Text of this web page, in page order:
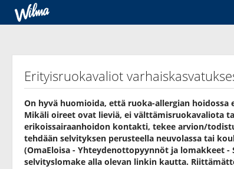
Erityisruokavaliot
On hyvä huomioida, että ruoka-allergian
Mikäli oireet ovat lieviä, ei välttämisruokavaliota
erikoissairaanhoidon kontakti, tekee arvion/
tehdään selvityksen perusteella neuvolassa tai
(OmaEloisa - Yhteydenottopyynnöt ja lomakkeet
selvityslomake alla olevan linkin kautta.